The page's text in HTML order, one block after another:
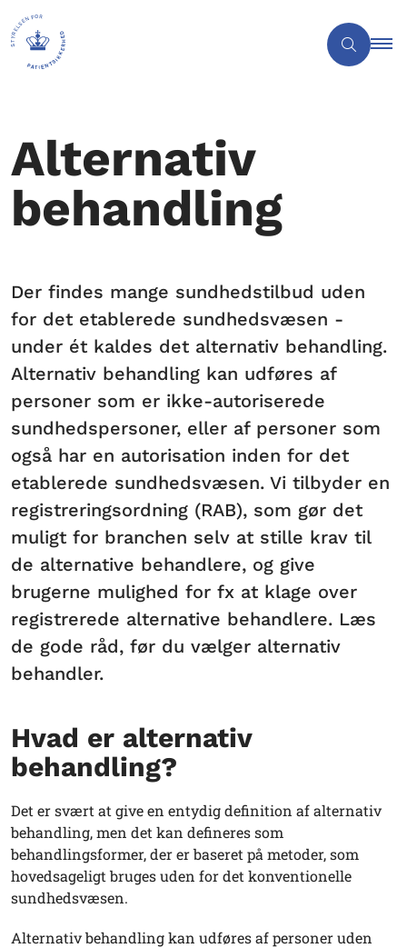
Alternativ
behandling
Der findes mange sundhedstilbud uden
for det etablerede sundhedsvæsen -
under ét kaldes det alternativ behandling.
Alternativ behandling kan udføres af
personer som er ikke-autoriserede
sundhedspersoner, eller af personer som
også har en autorisation inden for det
etablerede sundhedsvæsen. Vi tilbyder en
registreringsordning (RAB), som gør det
muligt for branchen selv at stille krav til
de alternative behandlere, og give
brugerne mulighed for fx at klage over
registrerede alternative behandlere. Læs
de gode råd, før du vælger alternativ
behandler.
Hvad er alternativ
behandling?
Det er svært at give en entydig definition af alternativ
behandling, men det kan defineres som
behandlingsformer, der er baseret på metoder, som
hovedsageligt bruges uden for det konventionelle
sundhedsvæsen.
Alternativ behandling kan udføres af personer uden